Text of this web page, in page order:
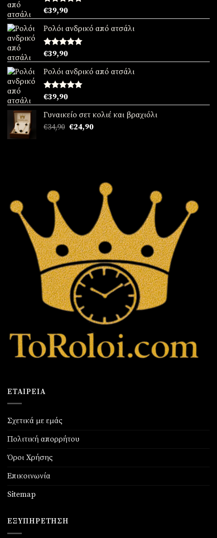
Βαθμολογήθηκε
με5.00
από 5
€39,90
Ρολόι ανδρικό από ατσάλι
Βαθμολογήθηκε
με5.00
από 5
€39,90
Ρολόι ανδρικό από ατσάλι
Βαθμολογήθηκε
με5.00
από 5
€39,90
Γυναικείο σετ κολιέ και βραχιόλι
€34,90 Original
€24,90Η
ΕΤΑΙΡΕΊΑ
Σχετικά με εμάς
Πολιτική απορρήτου
Όροι Χρήσης
Επικοινωνία
Sitemap
ΕΞΥΠΗΡΈΤΗΣΗ